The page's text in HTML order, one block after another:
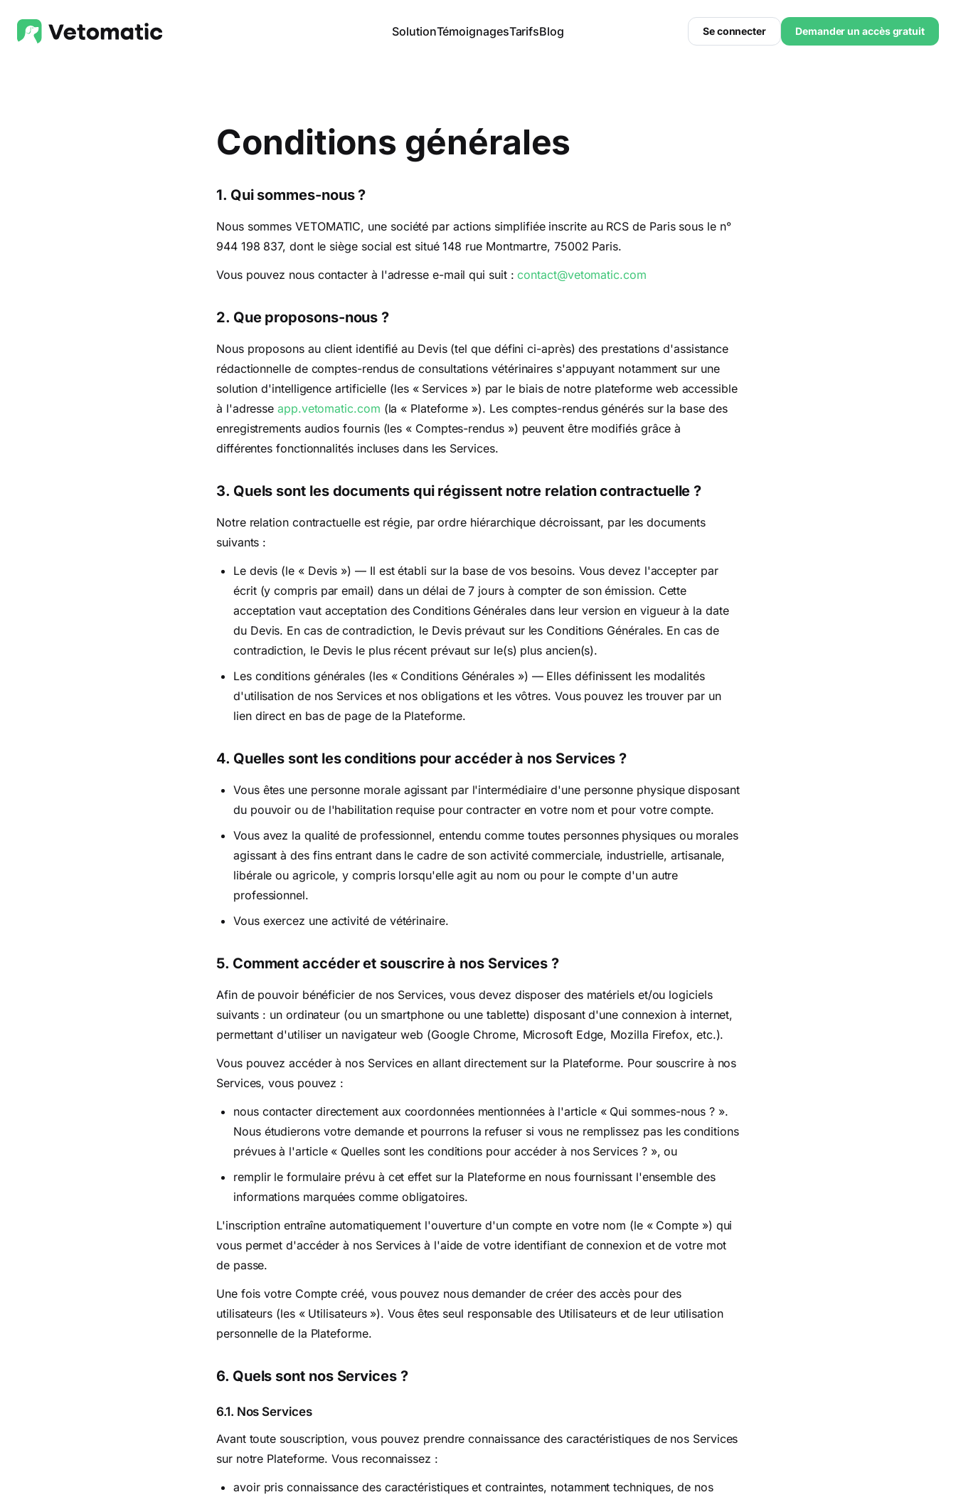
SolutionTémoignagesTarifsBlog Se connecter Demander un accès gratuit
Conditions générales
1. Qui sommes-nous ?
Nous sommes VETOMATIC, une société par actions simplifiée inscrite au RCS de Paris sous le n°
944 198 837, dont le siège social est situé 148 rue Montmartre, 75002 Paris.
Vous pouvez nous contacter à l'adresse e-mail qui suit :contact@vetomatic.com
2. Que proposons-nous ?
Nous proposons au client identifié au Devis (tel que défini ci-après) des prestations d'assistance
rédactionnelle de comptes-rendus de consultations vétérinaires s'appuyant notamment sur une
solution d'intelligence artificielle (les « Services ») par le biais de notre plateforme web accessible
à l'adresseapp.vetomatic.com (la « Plateforme »). Les comptes-rendus générés sur la base des
enregistrements audios fournis (les « Comptes-rendus ») peuvent être modifiés grâce à
différentes fonctionnalités incluses dans les Services.
3. Quels sont les documents qui régissent notre relation contractuelle ?
Notre relation contractuelle est régie, par ordre hiérarchique décroissant, par les documents
suivants :
Le devis (le « Devis ») — Il est établi sur la base de vos besoins. Vous devez l'accepter par
écrit (y compris par email) dans un délai de 7 jours à compter de son émission. Cette
acceptation vaut acceptation des Conditions Générales dans leur version en vigueur à la date
du Devis. En cas de contradiction, le Devis prévaut sur les Conditions Générales. En cas de
contradiction, le Devis le plus récent prévaut sur le(s) plus ancien(s).
Les conditions générales (les « Conditions Générales ») — Elles définissent les modalités
d'utilisation de nos Services et nos obligations et les vôtres. Vous pouvez les trouver par un
lien direct en bas de page de la Plateforme.
4. Quelles sont les conditions pour accéder à nos Services ?
Vous êtes une personne morale agissant par l'intermédiaire d'une personne physique disposant
du pouvoir ou de l'habilitation requise pour contracter en votre nom et pour votre compte.
Vous avez la qualité de professionnel, entendu comme toutes personnes physiques ou morales
agissant à des fins entrant dans le cadre de son activité commerciale, industrielle, artisanale,
libérale ou agricole, y compris lorsqu'elle agit au nom ou pour le compte d'un autre
professionnel.
Vous exercez une activité de vétérinaire.
5. Comment accéder et souscrire à nos Services ?
Afin de pouvoir bénéficier de nos Services, vous devez disposer des matériels et/ou logiciels
suivants : un ordinateur (ou un smartphone ou une tablette) disposant d'une connexion à internet,
permettant d'utiliser un navigateur web (Google Chrome, Microsoft Edge, Mozilla Firefox, etc.).
Vous pouvez accéder à nos Services en allant directement sur la Plateforme. Pour souscrire à nos
Services, vous pouvez :
nous contacter directement aux coordonnées mentionnées à l'article « Qui sommes-nous ? ».
Nous étudierons votre demande et pourrons la refuser si vous ne remplissez pas les conditions
prévues à l'article « Quelles sont les conditions pour accéder à nos Services ? », ou
remplir le formulaire prévu à cet effet sur la Plateforme en nous fournissant l'ensemble des
informations marquées comme obligatoires.
L'inscription entraîne automatiquement l'ouverture d'un compte en votre nom (le « Compte ») qui
vous permet d'accéder à nos Services à l'aide de votre identifiant de connexion et de votre mot
de passe.
Une fois votre Compte créé, vous pouvez nous demander de créer des accès pour des
utilisateurs (les « Utilisateurs »). Vous êtes seul responsable des Utilisateurs et de leur utilisation
personnelle de la Plateforme.
6. Quels sont nos Services ?
6.1. Nos Services
Avant toute souscription, vous pouvez prendre connaissance des caractéristiques de nos Services
sur notre Plateforme. Vous reconnaissez :
avoir pris connaissance des caractéristiques et contraintes, notamment techniques, de nos